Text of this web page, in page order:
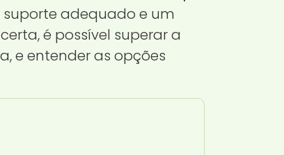
adequado e um
é possível superar a
e entender as opções